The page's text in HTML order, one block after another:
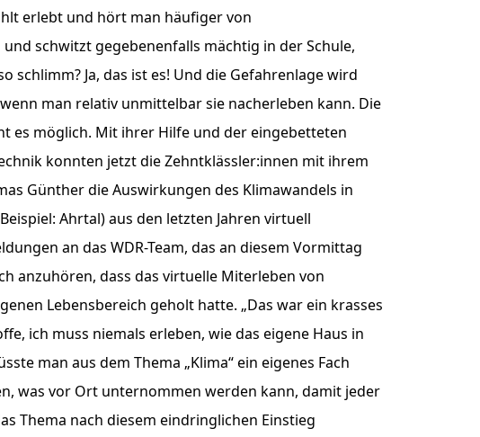
erlebt und hört man häufiger von
schwitzt gegebenenfalls mächtig in der Schule,
schlimm? Ja, das ist es! Und die Gefahrenlage wird
man relativ unmittelbar sie nacherleben kann. Die
es möglich. Mit ihrer Hilfe und der eingebetteten
konnten jetzt die Zehntklässler:innen mit ihrem
Günther die Auswirkungen des Klimawandels in
Ahrtal) aus den letzten Jahren virtuell
an das WDR-Team, das an diesem Vormittag
anzuhören, dass das virtuelle Miterleben von
Lebensbereich geholt hatte. „Das war ein krasses
ich muss niemals erleben, wie das eigene Haus in
man aus dem Thema „Klima“ ein eigenes Fach
was vor Ort unternommen werden kann, damit jeder
Thema nach diesem eindringlichen Einstieg